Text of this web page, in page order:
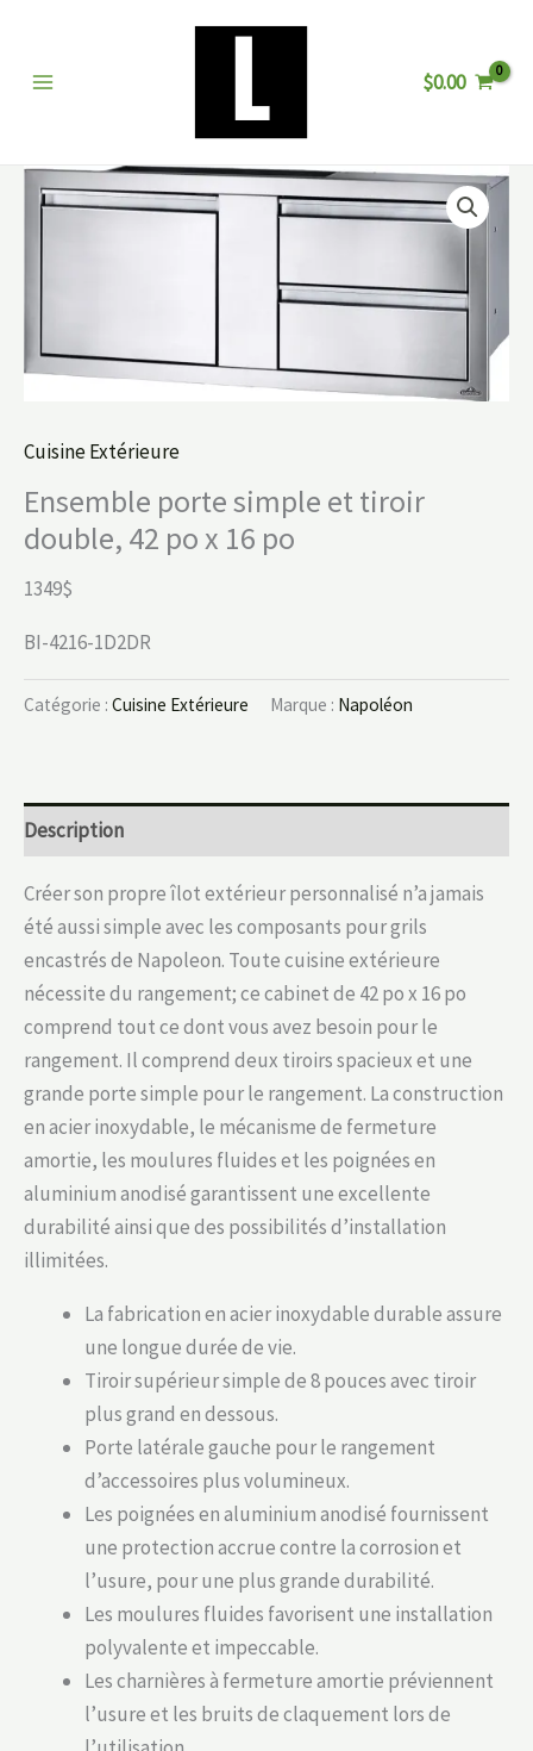
contenu
$0.00
Cuisine Extérieure
Ensemble porte simple et tiroir
double, 42 po x 16 po
1349$
BI-4216-1D2DR
Catégorie : Cuisine Extérieure Marque : Napoléon
Description
Créer son propre îlot extérieur personnalisé n’a jamais
été aussi simple avec les composants pour grils
encastrés de Napoleon. Toute cuisine extérieure
nécessite du rangement; ce cabinet de 42 po x 16 po
comprend tout ce dont vous avez besoin pour le
rangement. Il comprend deux tiroirs spacieux et une
grande porte simple pour le rangement. La construction
en acier inoxydable, le mécanisme de fermeture
amortie, les moulures fluides et les poignées en
aluminium anodisé garantissent une excellente
durabilité ainsi que des possibilités d’installation
illimitées.
La fabrication en acier inoxydable durable assure
une longue durée de vie.
Tiroir supérieur simple de 8 pouces avec tiroir
plus grand en dessous.
Porte latérale gauche pour le rangement
d’accessoires plus volumineux.
Les poignées en aluminium anodisé fournissent
une protection accrue contre la corrosion et
l’usure, pour une plus grande durabilité.
Les moulures fluides favorisent une installation
polyvalente et impeccable.
Les charnières à fermeture amortie préviennent
l’usure et les bruits de claquement lors de